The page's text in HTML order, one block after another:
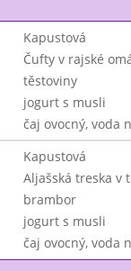
Kapustová
Čufty v rajské
těstoviny
jogurt s musli
čaj ovocný, voda
Kapustová
Aljašská treska v
brambor
jogurt s musli
čaj ovocný, voda